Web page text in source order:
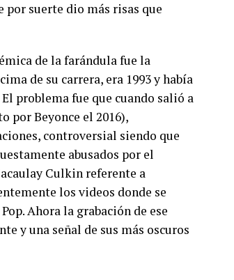
por suerte dio más risas que
de la farándula fue la
de su carrera, era 1993 y había
problema fue que cuando salió a
por Beyonce el 2016),
controversial siendo que
abusados por el
Culkin referente a
los videos donde se
Ahora la grabación de ese
y una señal de sus más oscuros